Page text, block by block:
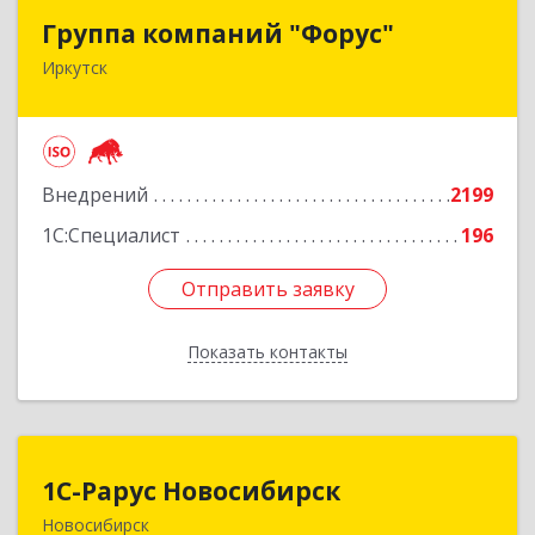
Группа компаний "Форус"
Иркутск
Внедрений
2199
1С:Специалист
196
Отправить заявку
Показать контакты
Группа компаний "Форус"
664007, Иркутская обл, Иркутск г, Ямская ул,
Отправить заявку
Назад
1С-Рарус Новосибирск
Новосибирск
1С-Рарус Новосибирск
630015, Новосибирская обл, Новосибирск г,